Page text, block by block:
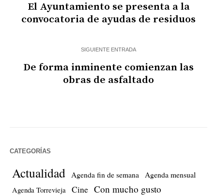
El Ayuntamiento se presenta a la
convocatoria de ayudas de residuos
SIGUIENTE ENTRADA
De forma inminente comienzan las
obras de asfaltado
CATEGORÍAS
Actualidad Agenda fin de semana Agenda mensual
Agenda Torrevieja Cine Con mucho gusto